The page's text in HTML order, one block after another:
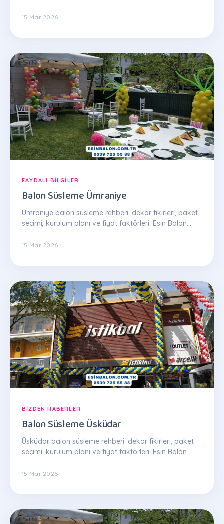
15 Mar 2026
FAYDALI BILGILER
Balon Süsleme Ümraniye
Ümraniye balon süsleme rehberi: dekor fikirleri, paket
seçimi, kurulum planı ve fiyat faktörleri. Esin Balon
15 Mar 2026
BIZDEN HABERLER
Balon Süsleme Üsküdar
Üsküdar balon süsleme rehberi: dekor fikirleri, paket
seçimi, kurulum planı ve fiyat faktörleri. Esin Balon
15 Mar 2026